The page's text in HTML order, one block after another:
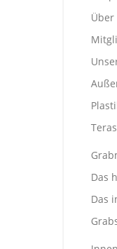
Über
Das
Das